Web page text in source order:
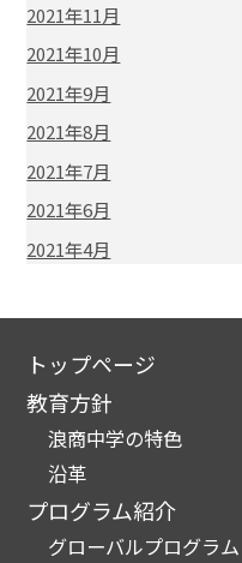
2021年11月
2021年10月
2021年9月
2021年8月
2021年7月
2021年6月
2021年4月
トップページ
教育方針
浪商中学の特色
沿革
プログラム紹介
グローバルプログラム